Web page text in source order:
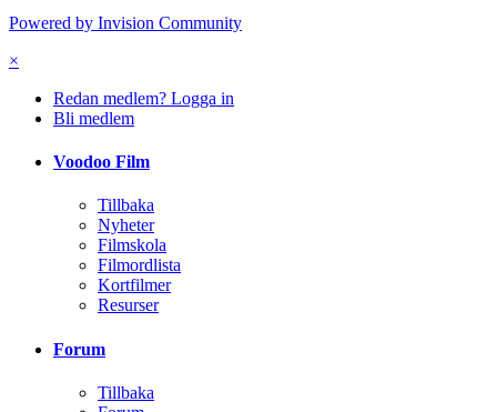
Powered by Invision Community
×
Redan medlem? Logga in
Bli medlem
Voodoo Film
Tillbaka
Nyheter
Filmskola
Filmordlista
Kortfilmer
Resurser
Forum
Tillbaka